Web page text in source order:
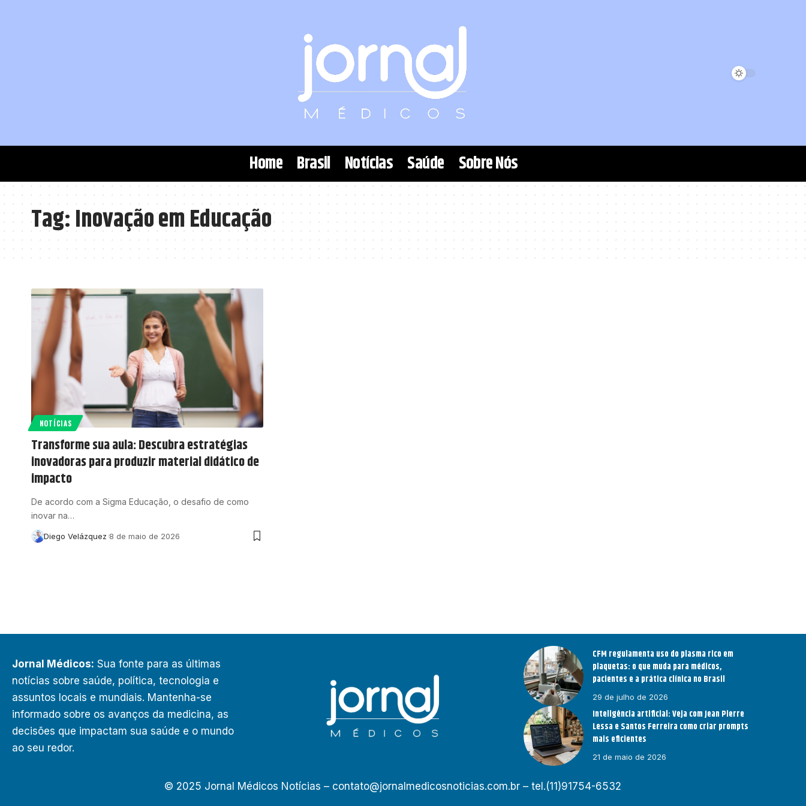
Home Brasil Notícias Saúde Sobre Nós
Tag:Inovação em Educação
NOTÍCIAS
Transforme sua aula: Descubra estratégias
inovadoras para produzir material didático de
impacto
De acordo com a Sigma Educação, o desafio de como
inovar na…
Diego Velázquez 8 de maio de 2026
Jornal Médicos: Sua fonte para as últimas
notícias sobre saúde, política, tecnologia e
assuntos locais e mundiais. Mantenha-se
informado sobre os avanços da medicina, as
decisões que impactam sua saúde e o mundo
ao seu redor.
CFM regulamenta uso do plasma rico em
plaquetas: o que muda para médicos,
pacientes e a prática clínica no Brasil
29 de julho de 2026
Inteligência artificial: Veja com Jean Pierre
Lessa e Santos Ferreira como criar prompts
mais eficientes
21 de maio de 2026
© 2025 Jornal Médicos Notícias – contato@jornalmedicosnoticias.com.br– tel.(11)91754-6532